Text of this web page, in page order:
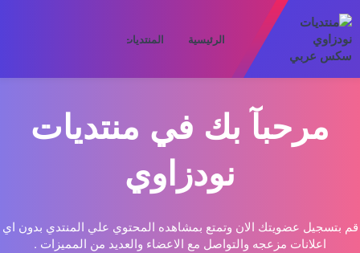
الرئيسية المنتديات
مرحبآ بك في منتديات
نودزاوي
قم بتسجيل عضويتك الان وتمتع بمشاهده المحتوي علي المنتدي بدون اي
اعلانات مزعجه والتواصل مع الاعضاء والعديد من المميزات .